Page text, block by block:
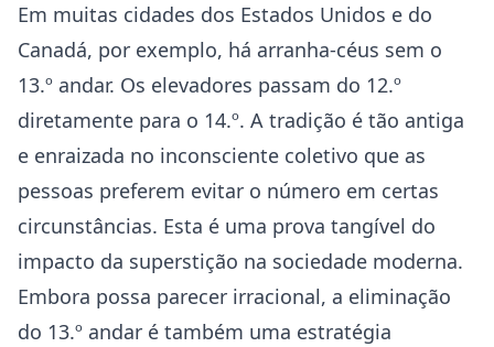
Em muitas cidades dos Estados Unidos e do
Canadá, por exemplo, há arranha-céus sem o
13.º andar. Os elevadores passam do 12.º
diretamente para o 14.º. A tradição é tão antiga
e enraizada no inconsciente coletivo que as
pessoas preferem evitar o número em certas
circunstâncias. Esta é uma prova tangível do
impacto da superstição na sociedade moderna.
Embora possa parecer irracional, a eliminação
do 13.º andar é também uma estratégia